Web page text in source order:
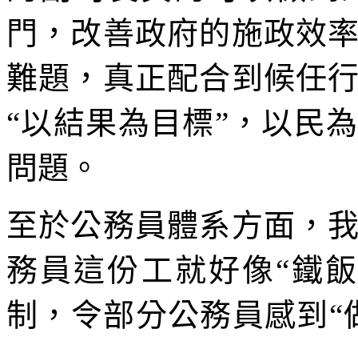
門，改善政府的施政效
難題，真正配合到候任
“以結果為目標”，以民
問題。
至於公務員體系方面，
務員這份工就好像“鐵
制，令部分公務員感到